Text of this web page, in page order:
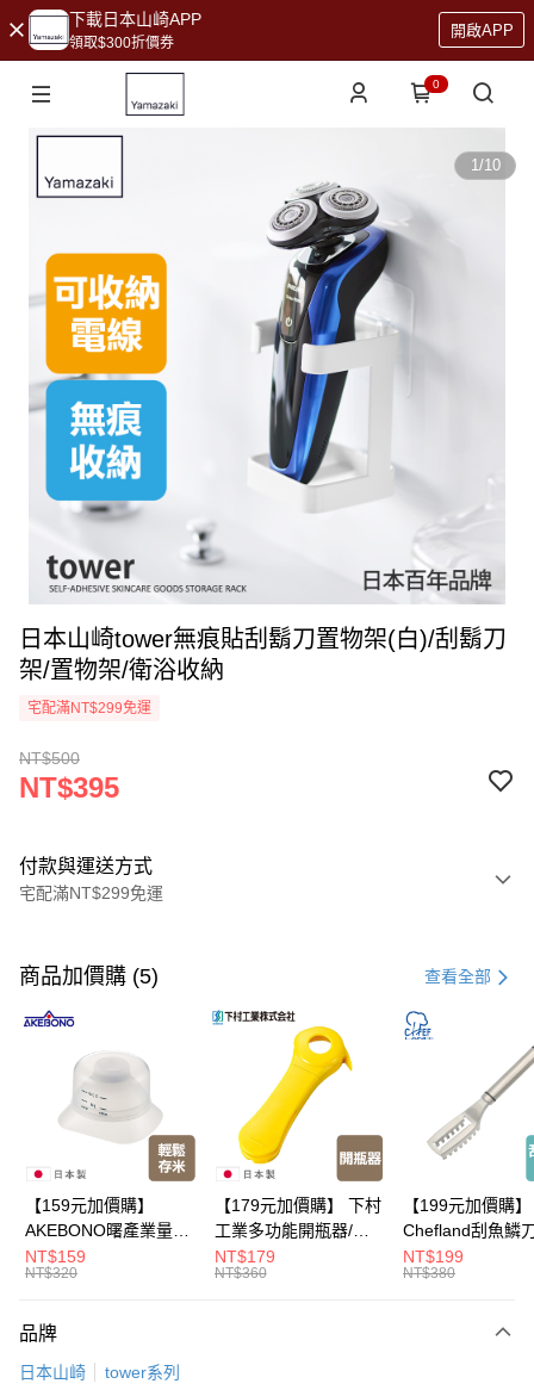
下載日本山崎APP
領取$300折價券
開啟APP
0
1/10
日本山崎tower無痕貼刮鬍刀置物架(白)/刮鬍刀
架/置物架/衛浴收納
宅配滿NT$299免運
NT$500
NT$395
付款與運送方式
宅配滿NT$299免運
信用卡一次付款
超商取貨付款
LINE Pay
Apple Pay
Google Pay
全盈+PAY
大哥付你分期
【大哥付你分期使用說明】
1.本服務由台灣大哥大提供，台灣大哥大用戶可立即使用無須另外申請。
2.付款方式選擇「大哥付你分期」，訂單成立後會自動跳轉到大哥付的交易
商品加價購 (5) 查看全部
【159元加價購】
AKEBONO曙產業量米
杯漏斗組(白)/量米杯/
米桶/量米用具/任二件8
NT$159
NT$320
【179元加價購】 下村
工業多功能開瓶器/開
瓶器/餐廚用品/料理道
具/任二件8折
NT$179
NT$360
【199元加價購】
Chefland刮魚鱗
魚鱗器/廚房用品/
道具/任二件8折
NT$199
NT$380
品牌
日本山崎 tower系列